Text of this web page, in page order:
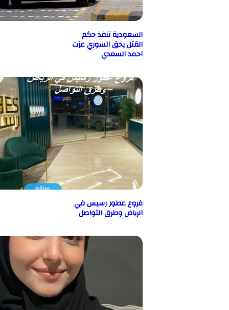
السعودية تنفذ حكم
القتل بحق السوري عزت
احمد السعدي
فروع عطور رسيس في
الرياض وطرق التواصل